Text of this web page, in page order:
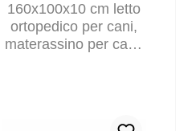
160x100x10 cm letto
ortopedico per cani,
materassino per cani,